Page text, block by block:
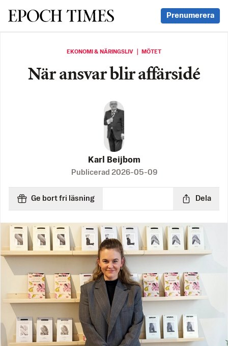
Svenska Epoch Times Prenumerera
EKONOMI & NÄRINGSLIV ｜ MÖTET
När ansvar blir affärsidé
Karl Beijbom
Publicerad 2026-05-09
Ge bort fri läsning Dela